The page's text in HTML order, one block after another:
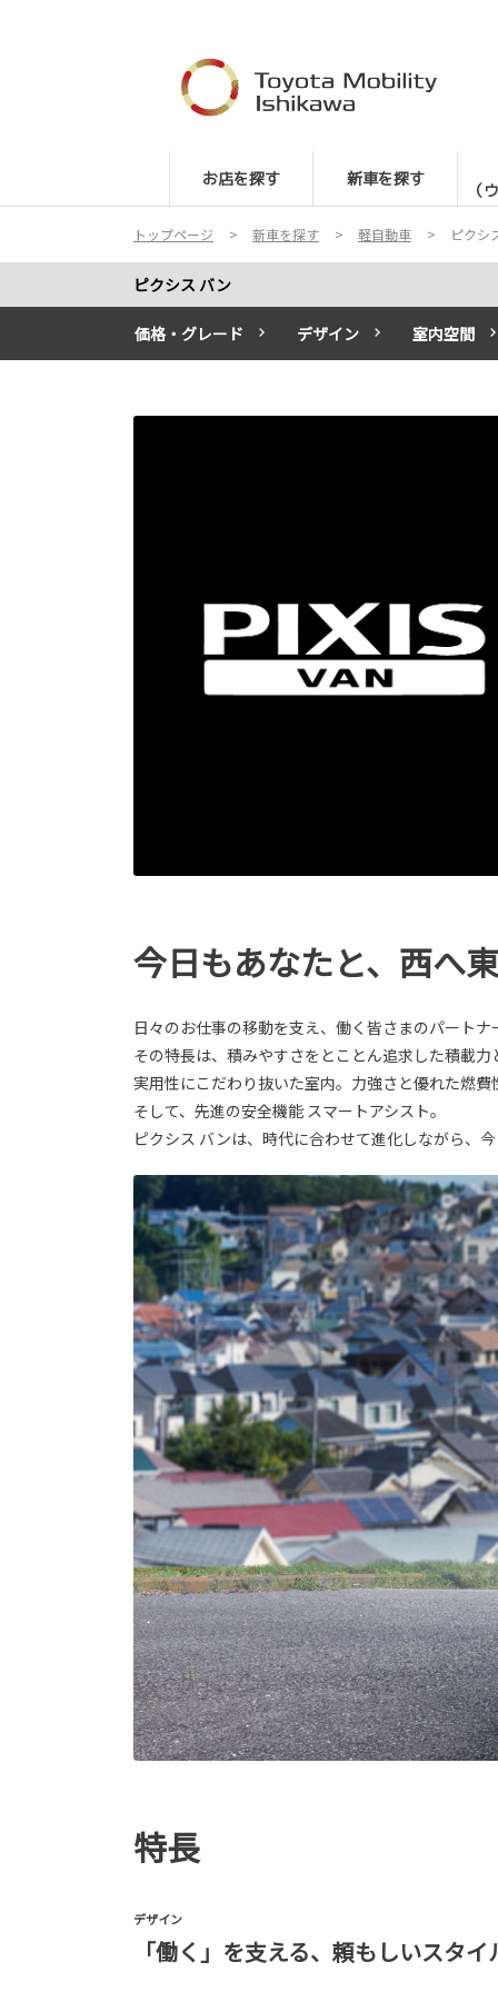
お店を探す 新車を探す
（
トップページ 新車を探す 軽自動車 ピクシ
ピクシス バン
価格・グレード デザイン 室内空間
今日もあなたと、西へ
日々のお仕事の移動を支え、働く皆さまのパート
その特長は、積みやすさをとことん追求した積載
実用性にこだわり抜いた室内。力強さと優れた燃
そして、先進の安全機能 スマートアシスト。
ピクシス バンは、時代に合わせて進化しながら、
特長
デザイン
「働く」を支える、頼もしいスタイ